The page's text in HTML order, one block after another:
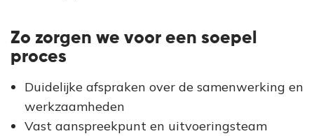
Zo zorgen we voor een soepel
proces
Duidelijke afspraken over de samenwerking en
werkzaamheden
Vast aanspreekpunt en uitvoeringsteam